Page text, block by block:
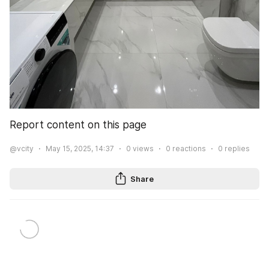
Report content on this page
@vcity May 15, 2025, 14:37 0 views 0 reactions 0 replies
Share